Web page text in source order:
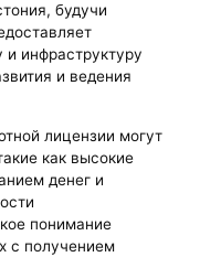
будучи
и инфраструктуру
и ведения
лицензии могут
как высокие
денег и
понимание
с получением